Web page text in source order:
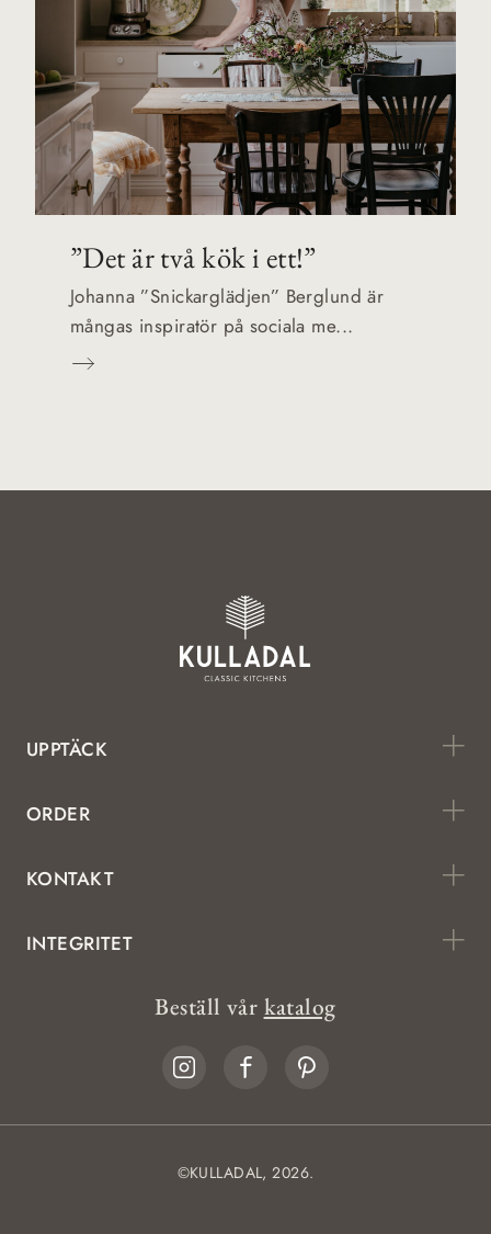
”Det är två kök i ett!”
Johanna ”Snickarglädjen” Berglund är
mångas inspiratör på sociala me...
UPPTÄCK
ORDER
KONTAKT
INTEGRITET
Beställ vår katalog
©KULLADAL, 2026.